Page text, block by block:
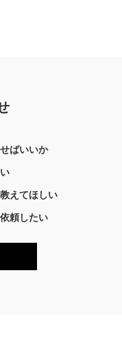
ばいいか
えてほしい
頼したい